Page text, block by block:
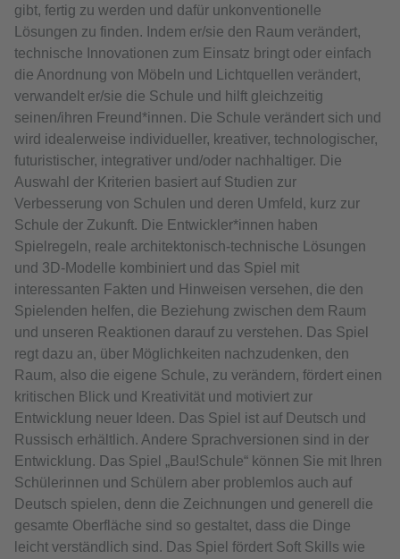
gibt, fertig zu werden und dafür unkonventionelle
Lösungen zu finden. Indem er/sie den Raum verändert,
technische Innovationen zum Einsatz bringt oder einfach
die Anordnung von Möbeln und Lichtquellen verändert,
verwandelt er/sie die Schule und hilft gleichzeitig
seinen/ihren Freund*innen. Die Schule verändert sich und
wird idealerweise individueller, kreativer, technologischer,
futuristischer, integrativer und/oder nachhaltiger. Die
Auswahl der Kriterien basiert auf Studien zur
Verbesserung von Schulen und deren Umfeld, kurz zur
Schule der Zukunft. Die Entwickler*innen haben
Spielregeln, reale architektonisch-technische Lösungen
und 3D-Modelle kombiniert und das Spiel mit
interessanten Fakten und Hinweisen versehen, die den
Spielenden helfen, die Beziehung zwischen dem Raum
und unseren Reaktionen darauf zu verstehen. Das Spiel
regt dazu an, über Möglichkeiten nachzudenken, den
Raum, also die eigene Schule, zu verändern, fördert einen
kritischen Blick und Kreativität und motiviert zur
Entwicklung neuer Ideen. Das Spiel ist auf Deutsch und
Russisch erhältlich. Andere Sprachversionen sind in der
Entwicklung. Das Spiel „Bau!Schule“ können Sie mit Ihren
Schülerinnen und Schülern aber problemlos auch auf
Deutsch spielen, denn die Zeichnungen und generell die
gesamte Oberfläche sind so gestaltet, dass die Dinge
leicht verständlich sind. Das Spiel fördert Soft Skills wie